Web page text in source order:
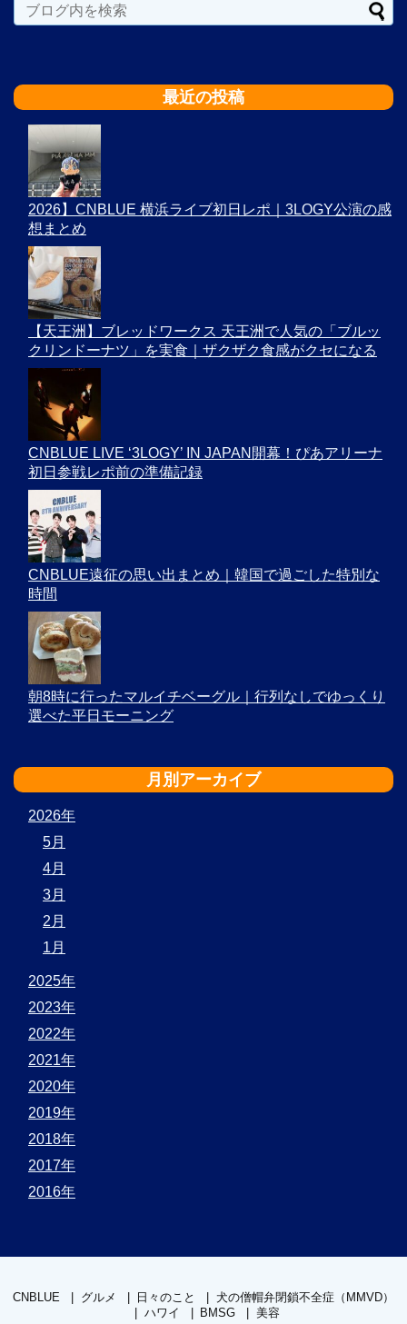
最近の投稿
2026】CNBLUE 横浜ライブ初日レポ｜3LOGY公演の感
想まとめ
【天王洲】ブレッドワークス 天王洲で人気の「ブルッ
クリンドーナツ」を実食｜ザクザク食感がクセになる
CNBLUE LIVE ‘3LOGY’ IN JAPAN開幕！ぴあアリーナ
初日参戦レポ前の準備記録
CNBLUE遠征の思い出まとめ｜韓国で過ごした特別な
時間
朝8時に行ったマルイチベーグル｜行列なしでゆっくり
選べた平日モーニング
月別アーカイブ
2026年
5月
4月
3月
2月
1月
2025年
2023年
2022年
2021年
2020年
2019年
2018年
2017年
2016年
CNBLUE グルメ 日々のこと
犬の僧帽弁閉鎖不全症（MMVD）
ハワイ
BMSG 美容